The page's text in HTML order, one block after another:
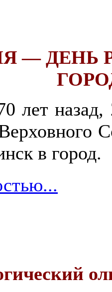
— ДЕНЬ
лет
в город.